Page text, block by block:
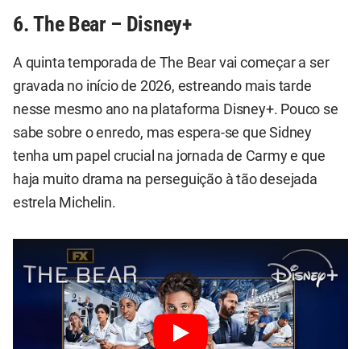
6. The Bear – Disney+
A quinta temporada de The Bear vai começar a ser
gravada no início de 2026, estreando mais tarde
nesse mesmo ano na plataforma Disney+. Pouco se
sabe sobre o enredo, mas espera-se que Sidney
tenha um papel crucial na jornada de Carmy e que
haja muito drama na perseguição à tão desejada
estrela Michelin.